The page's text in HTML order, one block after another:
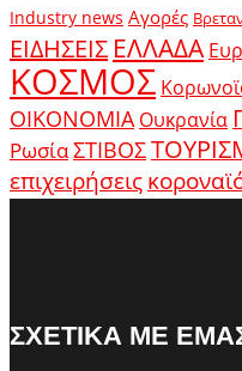
Industry news Αγορές
ΕΙΔΗΣΕΙΣ ΕΛΛΑΔΑ
ΚΟΣΜΟΣ
ΟΙΚΟΝΟΜΙΑ Ουκρανία
ΡωσίαΣΤΙΒΟΣ
επιχειρήσεις
ΣΧΕΤΙΚΑ ΜΕ